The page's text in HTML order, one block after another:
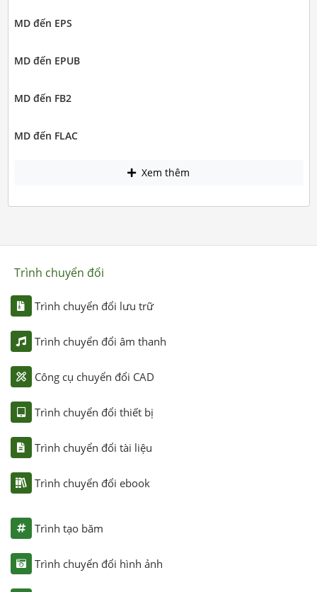
MD đến EPS
MD đến EPUB
MD đến FB2
MD đến FLAC
Xem thêm
Trình chuyển đổi
Trình chuyển đổi lưu trữ
Trình chuyển đổi âm thanh
Công cụ chuyển đổi CAD
Trình chuyển đổi thiết bị
Trình chuyển đổi tài liệu
Trình chuyển đổi ebook
Trình tạo băm
Trình chuyển đổi hình ảnh